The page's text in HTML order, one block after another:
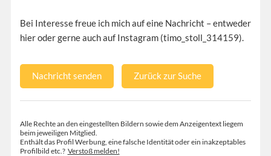
Bei Interesse freue ich mich auf eine Nachricht – entweder
hier oder gerne auch auf Instagram (timo_stoll_314159).
Nachricht senden Zurück zur Suche
Alle Rechte an den eingestellten Bildern sowie dem Anzeigentext liegem
beim jeweiligen Mitglied.
Enthält das Profil Werbung, eine falsche Identität oder ein inakzeptables
Profilbild etc.? Verstoß melden!